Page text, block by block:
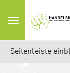
Seitenleiste